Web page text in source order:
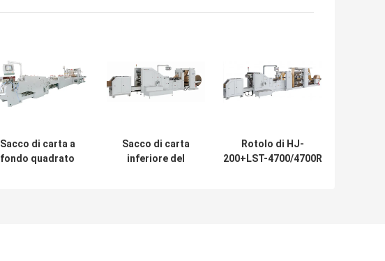
Sacco di carta a
fondo quadrato
Sacco di carta
inferiore del
Rotolo di HJ-
200+LST-4700/4700R